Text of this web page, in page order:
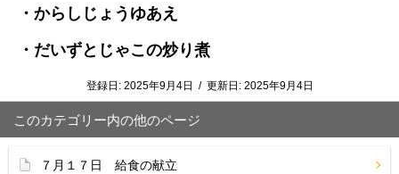
・からしじょうゆあえ
・だいずとじゃこの炒り煮
登録日: 2025年9月4日 / 更新日: 2025年9月4日
このカテゴリー内の他のページ
７月１７日 給食の献立